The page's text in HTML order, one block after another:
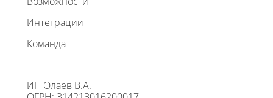
Интеграции
Команда
ИП Олаев В.А.